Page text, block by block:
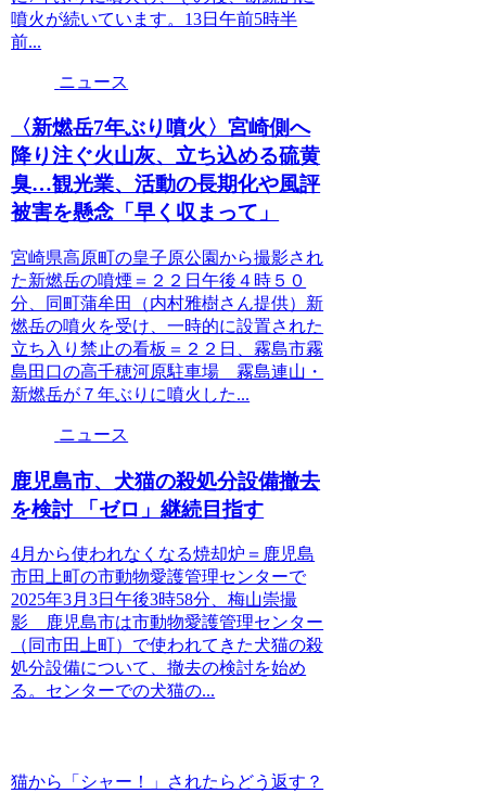
噴火が続いています。13日午前5時半
前...
ニュース
〈新燃岳7年ぶり噴火〉宮崎側へ
降り注ぐ火山灰、立ち込める硫黄
臭…観光業、活動の長期化や風評
被害を懸念「早く収まって」
宮崎県高原町の皇子原公園から撮影され
た新燃岳の噴煙＝２２日午後４時５０
分、同町蒲牟田（内村雅樹さん提供）新
燃岳の噴火を受け、一時的に設置された
立ち入り禁止の看板＝２２日、霧島市霧
島田口の高千穂河原駐車場 霧島連山・
新燃岳が７年ぶりに噴火した...
ニュース
鹿児島市、犬猫の殺処分設備撤去
を検討 「ゼロ」継続目指す
4月から使われなくなる焼却炉＝鹿児島
市田上町の市動物愛護管理センターで
2025年3月3日午後3時58分、梅山崇撮
影 鹿児島市は市動物愛護管理センター
（同市田上町）で使われてきた犬猫の殺
処分設備について、撤去の検討を始め
る。センターでの犬猫の...
猫から「シャー！」されたらどう返す？